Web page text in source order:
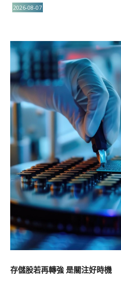
2026-08-07
存儲股若再轉強 是關注好時機